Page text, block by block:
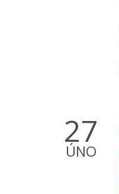
27
ÚNO